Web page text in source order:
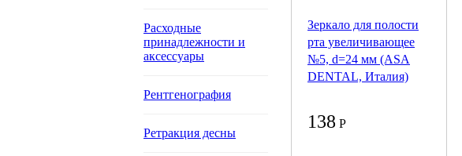
Расходные
принадлежности и
аксессуары
Рентгенография
Ретракция десны
Зеркало для полости
рта увеличивающее
№5, d=24 мм (ASA
DENTAL, Италия)
138 Р